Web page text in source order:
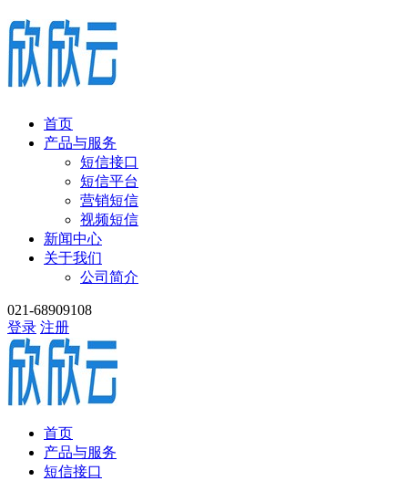
首页
产品与服务
短信接口
短信平台
营销短信
视频短信
新闻中心
关于我们
公司简介
021-68909108
登录 注册
首页
产品与服务
短信接口